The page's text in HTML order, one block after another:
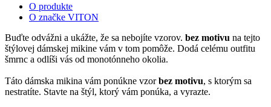
O produkte
O značke VITON
Buďte odvážni a ukážte, že sa nebojíte vzorov. bez motivu na tejto
štýlovej dámskej mikine vám v tom pomôže. Dodá celému outfitu
šmrnc a odlíši vás od monotónneho okolia.
Táto dámska mikina vám ponúkne vzorbez motivu, s ktorým sa
nestratíte. Stavte na štýl, ktorý vám ponúka, a vyrazte.